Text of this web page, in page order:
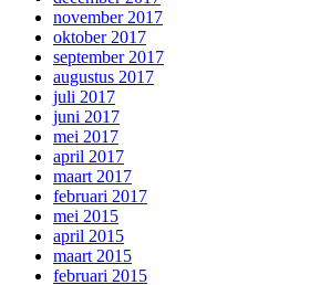
november 2017
oktober 2017
september 2017
augustus 2017
juli 2017
juni 2017
mei 2017
april 2017
maart 2017
februari 2017
mei 2015
april 2015
maart 2015
februari 2015